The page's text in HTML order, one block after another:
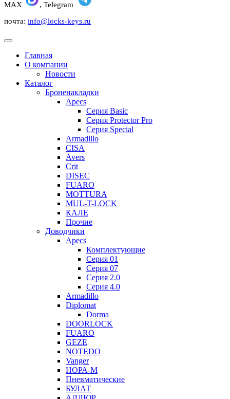
MAX
, Telegram
почта: info@locks-keys.ru
Главная
О компании
Новости
Каталог
Броненакладки
Apecs
Серия Basic
Серия Protector Pro
Серия Special
Armadillo
CISA
Avers
Crit
DISEC
FUARO
MOTTURA
MUL-T-LOCK
КАЛЕ
Прочие
Доводчики
Apecs
Комплектующие
Серия 01
Серия 07
Серия 2.0
Серия 4.0
Armadillo
Diplomat
Dorma
DOORLOCK
FUARO
GEZE
NOTEDO
Vanger
НОРА-М
Пневматические
БУЛАТ